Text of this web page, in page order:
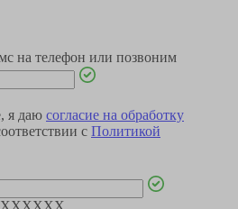
на телефон или позвоним
я даю согласие на обработку
с Политикой